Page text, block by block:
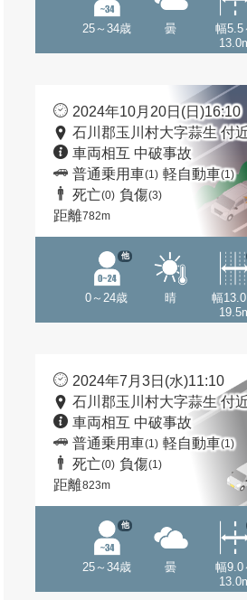
25～34歳 曇
幅5.5
2024年10月20日(日)16:10
石川郡玉川村大字蒜生 付
車両相互 中破事故
普通乗用車(1) 軽自動車(1)
死亡(0) 負傷(3)
距離782m
0～24歳
他
晴
幅13.0
2024年7月3日(水)11:10
石川郡玉川村大字蒜生 付
車両相互 中破事故
普通乗用車(1) 軽自動車(1)
死亡(0) 負傷(1)
距離823m
25～34歳
他
曇
幅9.0